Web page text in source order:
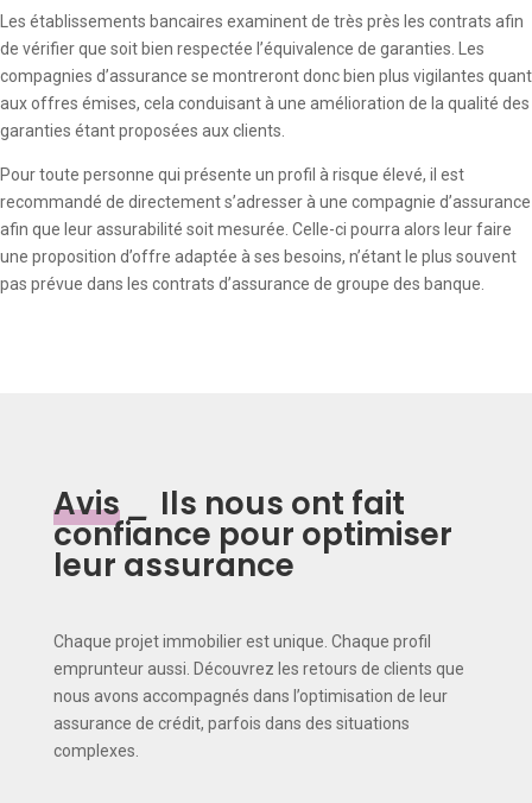
Les établissements bancaires examinent de très près les contrats afin
de vérifier que soit bien respectée l’équivalence de garanties. Les
compagnies d’assurance se montreront donc bien plus vigilantes quant
aux offres émises, cela conduisant à une amélioration de la qualité des
garanties étant proposées aux clients.
Pour toute personne qui présente un profil à risque élevé, il est
recommandé de directement s’adresser à une compagnie d’assurance
afin que leur assurabilité soit mesurée. Celle-ci pourra alors leur faire
une proposition d’offre adaptée à ses besoins, n’étant le plus souvent
pas prévue dans les contrats d’assurance de groupe des banque.
Avis _ Ils nous ont fait
confiance pour optimiser
leur assurance
Chaque projet immobilier est unique. Chaque profil
emprunteur aussi. Découvrez les retours de clients que
nous avons accompagnés dans l’optimisation de leur
assurance de crédit, parfois dans des situations
complexes.